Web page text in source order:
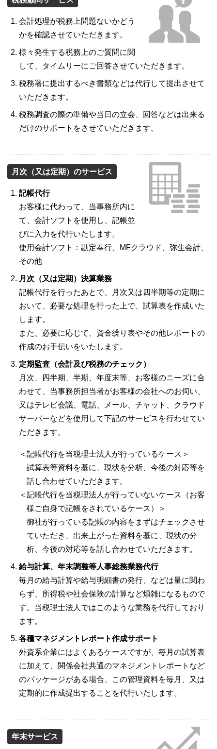
会計処理が税務上問題ないかどう
かを確認させていただきます。
様々発生する税務上のご質問に関
して、タイムリーにご回答させていただきます。
税務署に提出するべき書類などは代行して提出させて
いただきます。
税務調査の際の準備や当日の立会、回答などは出来る
だけのサポートをさせていただきます。
月次（又は定期）のサービス
記帳代行
お客様に代わって、当事務所内に
て、会計ソフトを使用し、記帳並
びに入力を代行いたします。
使用会計ソフト：勘定奉行、MFクラウド、弥生会計、
その他
月次（又は定期）決算業務
記帳代行を行ったあとで、月次又は四半期等の定期に
おいて、必要な処理を行った上で、試算表を作成いた
します。
また、必要に応じて、資金繰り表やその他レポートの
作成のお手伝いをいたします。
定期監査（会計及び税務のチェック）
月次、四半期、半期、年度末等、お客様のニーズに合
わせて、当事務所担当者がお客様の会社へのお伺い、
又はテレビ会議、電話、メール、チャット、クラウド
サーバーなどを使用して下記のサービスを行わせてい
ただきます。
＜記帳代行を当税理士法人が行っているケース＞
試算表等資料を基に、現状を分析、今後の対応等を
話し合わせていただきます。
＜記帳代行を当税理法人が行っていないケース（お客
様ご自身で記帳をされているケース）＞
御社が行っている記帳の内容をまずはチェックさせ
ていただき、出来上がった資料を基に、現状の分
析、今後の対応等を話し合わせていただきます。
給与計算、年末調整等人事総務業務代行
毎月の給与計算や給与明細書の発行、などは量に関わ
らず、所得税や社会保険の計算など煩雑になるもので
す。当税理士法人ではこのような業務を代行しており
ます。
各種マネジメントレポート作成サポート
外資系企業にはよくあるケースですが、毎月の試算表
に加えて、関係会社共通のマネジメントレポートなど
のパッケージがある場合、この管理資料を毎月、又は
定期的に作成提出することを代行いたします。
年末サービス